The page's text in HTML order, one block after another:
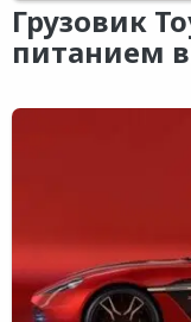
Грузовик
питанием